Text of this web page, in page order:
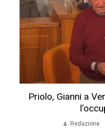
Priolo, Gianni a
Redazione